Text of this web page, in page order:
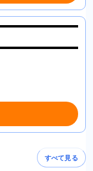
すべて見る